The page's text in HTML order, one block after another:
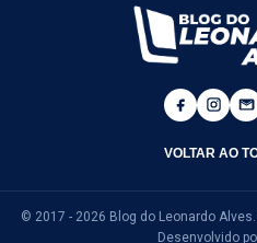
VOLTAR AO
© 2017 - 2026 Blog do Leonardo
Desenvolvido